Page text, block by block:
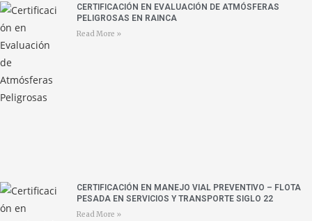
CERTIFICACIÓN EN EVALUACIÓN DE ATMÓSFERAS
PELIGROSAS EN RAINCA
Read More »
CERTIFICACIÓN EN MANEJO VIAL PREVENTIVO – FLOTA
PESADA EN SERVICIOS Y TRANSPORTE SIGLO 22
Read More »